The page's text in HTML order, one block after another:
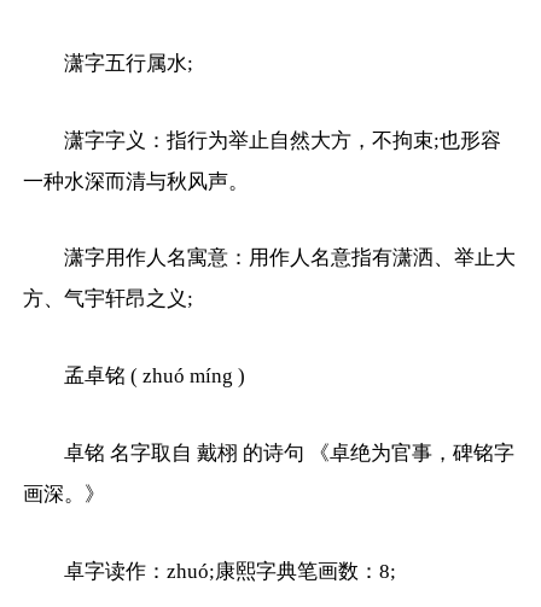
潇字五行属水;
潇字字义：指行为举止自然大方，不拘束;也形容
一种水深而清与秋风声。
潇字用作人名寓意：用作人名意指有潇洒、举止大
方、气宇轩昂之义;
孟卓铭 ( zhuó míng )
卓铭 名字取自 戴栩 的诗句 《卓绝为官事，碑铭字
画深。》
卓字读作：zhuó;康熙字典笔画数：8;